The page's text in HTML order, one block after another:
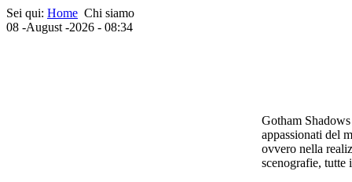
Sei qui: Home Chi siamo
08 -August -2026 - 08:34
Gotham
appassionati del
ovvero nella
scenografie, tutte